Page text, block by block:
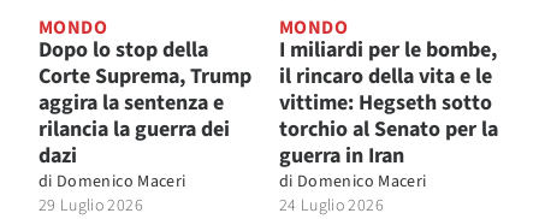
MONDO
Dopo lo stop della
Corte Suprema, Trump
aggira la sentenza e
rilancia la guerra dei
dazi
di Domenico Maceri
29 Luglio 2026
MONDO
I miliardi per le bombe,
il rincaro della vita e le
vittime: Hegseth sotto
torchio al Senato per la
guerra in Iran
di Domenico Maceri
24 Luglio 2026